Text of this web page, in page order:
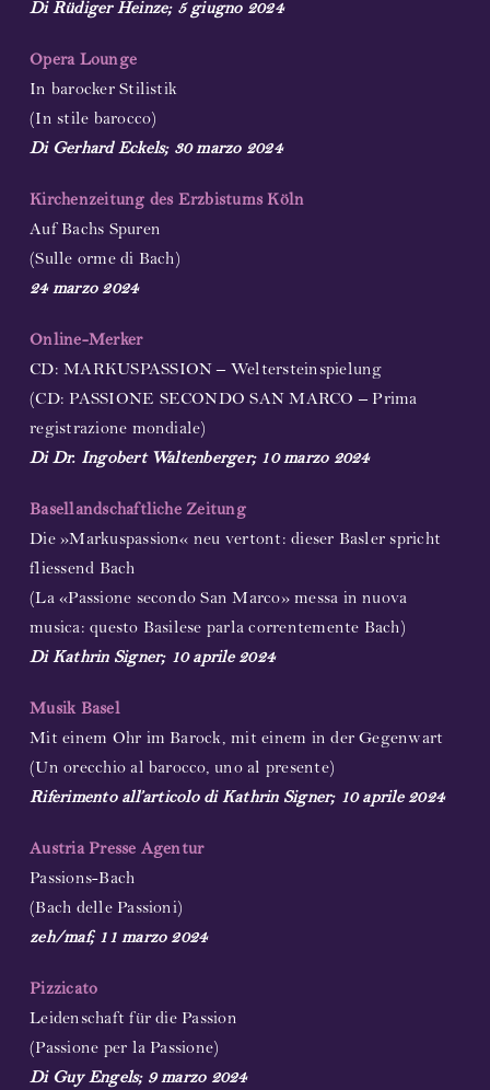
Di Rüdiger Heinze; 5 giugno 2024
Opera Lounge
In barocker Stilistik
(In stile barocco)
Di Gerhard Eckels; 30 marzo 2024
Kirchenzeitung des Erzbistums Köln
Auf Bachs Spuren
(Sulle orme di Bach)
24 marzo 2024
Online-Merker
CD: MARKUSPASSION – Weltersteinspielung
(CD: PASSIONE SECONDO SAN MARCO – Prima
registrazione mondiale)
Di Dr. Ingobert Waltenberger; 10 marzo 2024
Basellandschaftliche Zeitung
Die »Markuspassion« neu vertont: dieser Basler spricht
fliessend Bach
(La «Passione secondo San Marco» messa in nuova
musica: questo Basilese parla correntemente Bach)
Di Kathrin Signer; 10 aprile 2024
Musik Basel
Mit einem Ohr im Barock, mit einem in der Gegenwart
(Un orecchio al barocco, uno al presente)
Riferimento all’articolo di Kathrin Signer; 10 aprile 2024
Austria Presse Agentur
Passions-Bach
(Bach delle Passioni)
zeh/maf; 11 marzo 2024
Pizzicato
Leidenschaft für die Passion
(Passione per la Passione)
Di Guy Engels; 9 marzo 2024